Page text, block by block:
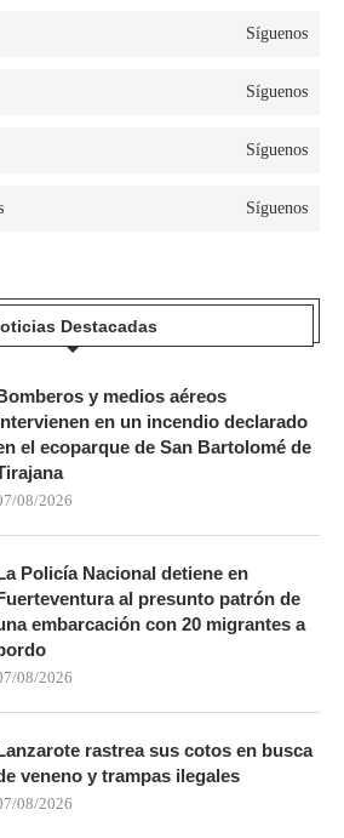
Síguenos
Síguenos
Síguenos
Síguenos
Destacadas
y medios aéreos
en un incendio declarado
el ecoparque de San Bartolomé de
08/2026
Policía Nacional detiene en
al presunto patrón de
embarcación con 20 migrantes a
08/2026
rastrea sus cotos en busca
veneno y trampas ilegales
08/2026